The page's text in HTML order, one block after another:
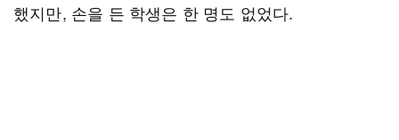
했지만, 손을 든 학생은 한 명도 없었다.